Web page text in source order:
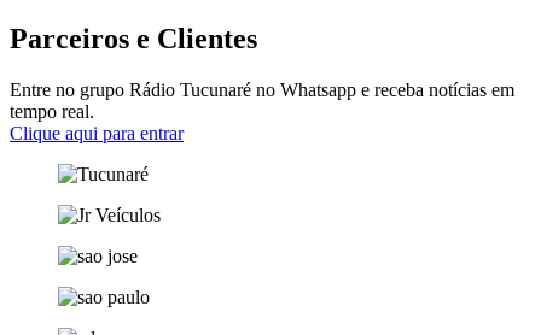
Parceiros e Clientes
Entre no grupo Rádio Tucunaré no Whatsapp e receba notícias em
tempo real.
Clique aqui para entrar